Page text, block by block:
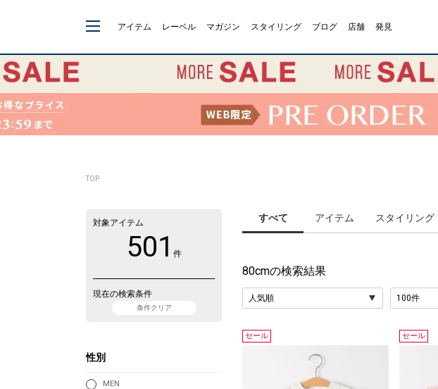
アイテム レーベル マガジン スタイリング ブログ 店舗 発見
TOP
すべて アイテム スタイリング
80cmの検索結果
セール セール
対象アイテム
501 件
現在の検索条件
条件クリア
性別
MEN